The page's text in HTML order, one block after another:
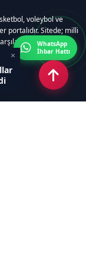
×
voleybol ve
portalıdır. Sitede; milli
transfer
WhatsApp
İhbar Hattı